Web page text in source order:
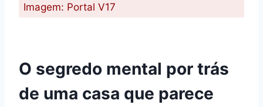
Imagem: Portal V17
O segredo mental por trás
de uma casa que parece